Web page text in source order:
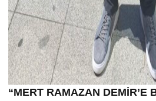
“MERT RAMAZAN DEMİR’E